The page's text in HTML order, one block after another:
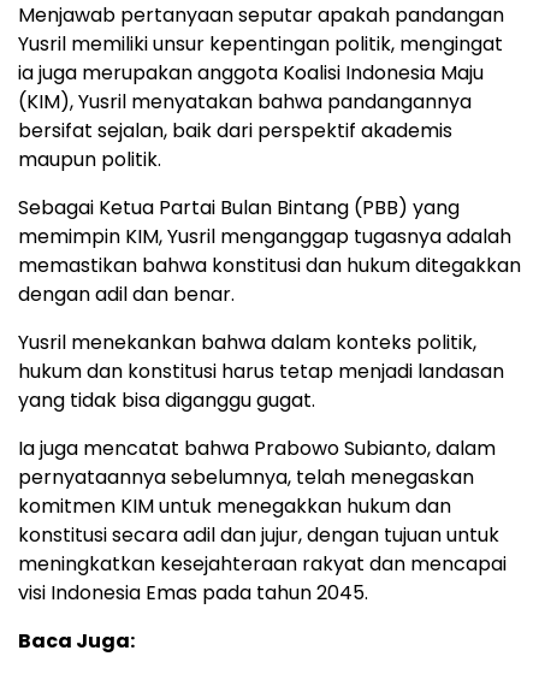
Menjawab pertanyaan seputar apakah pandangan
Yusril memiliki unsur kepentingan politik, mengingat
ia juga merupakan anggota Koalisi Indonesia Maju
(KIM), Yusril menyatakan bahwa pandangannya
bersifat sejalan, baik dari perspektif akademis
maupun politik.
Sebagai Ketua Partai Bulan Bintang (PBB) yang
memimpin KIM, Yusril menganggap tugasnya adalah
memastikan bahwa konstitusi dan hukum ditegakkan
dengan adil dan benar.
Yusril menekankan bahwa dalam konteks politik,
hukum dan konstitusi harus tetap menjadi landasan
yang tidak bisa diganggu gugat.
Ia juga mencatat bahwa Prabowo Subianto, dalam
pernyataannya sebelumnya, telah menegaskan
komitmen KIM untuk menegakkan hukum dan
konstitusi secara adil dan jujur, dengan tujuan untuk
meningkatkan kesejahteraan rakyat dan mencapai
visi Indonesia Emas pada tahun 2045.
Baca Juga: